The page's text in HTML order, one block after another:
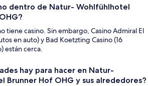
dentro de Natur- Wohlfühlhotel
tiene casino. Sin embargo, Casino Admiral El
en auto) y Bad Koetzting Casino (16
están cerca.
hay para hacer en Natur-
Brunner Hof OHG y sus alrededores?